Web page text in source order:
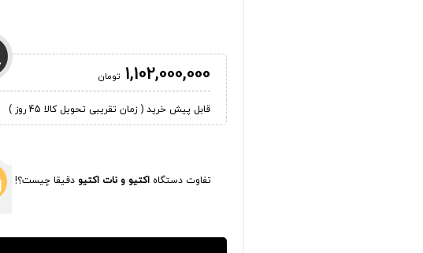
1,102,000,000 تومان
قابل پیش خرید ( زمان تقریبی تحویل کالا 45 روز )
تفاوت دستگاه اکتیو و نات اکتیو دقیقا چیست؟!